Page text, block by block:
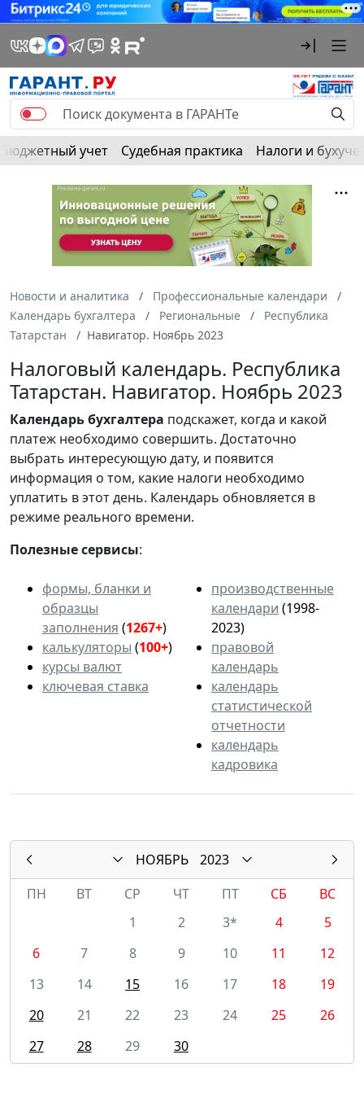
Бюджетный учет Судебная практика Налоги и
Новости и аналитика
Профессиональные календари
Календарь бухгалтера
Региональные
Республика
Татарстан
Навигатор. Ноябрь 2023
Налоговый календарь. Республика
Татарстан. Навигатор. Ноябрь 2023
Календарьбухгалтера подскажет, когда и какой
платеж необходимо совершить. Достаточно
выбрать интересующую дату, и появится
информация о том, какие налоги необходимо
уплатить в этот день. Календарь обновляется в
режиме реального времени.
Полезные сервисы:
формы, бланки и
образцы
заполнения (1267+)
калькуляторы (100+)
курсы валют
ключевая ставка
производственные
календари (1998-
2023)
правовой
календарь
календарь
статистической
отчетности
календарь
кадровика
НОЯБРЬ
2023
ПН
ВТ СР ЧТ ПТ СБ
ВС
1
2 3* 4
5
6
7 8 9 10 11
12
13
14 15 16 17 18
19
20
21 22 23 24 25
26
27
28 29 30